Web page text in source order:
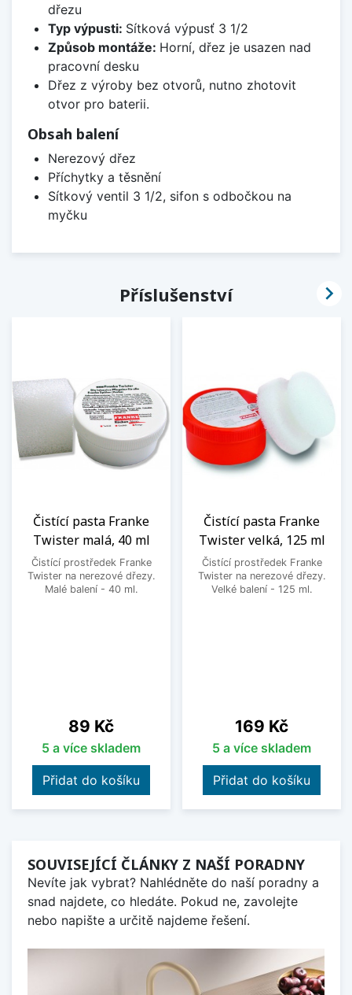
dřezu
Typ výpusti: Sítková výpusť 3 1/2
Způsob montáže: Horní, dřez je usazen nad
pracovní desku
Dřez z výroby bez otvorů, nutno zhotovit
otvor pro baterii.
Obsah balení
Nerezový dřez
Příchytky a těsnění
Sítkový ventil 3 1/2, sifon s odbočkou na
myčku
Příslušenství
Čistící pasta Franke
Twister malá, 40 ml
Čistící prostředek Franke
Twister na nerezové dřezy.
Malé balení - 40 ml.
Cena
89 Kč
5 a více skladem
Přidat do košíku
Čistící pasta Franke
Twister velká, 125 ml
Čistící prostředek Franke
Twister na nerezové dřezy.
Velké balení - 125 ml.
Cena
169 Kč
5 a více skladem
Přidat do košíku

SOUVISEJÍCÍ ČLÁNKY Z NAŠÍ PORADNY
Nevíte jak vybrat? Nahlédněte do naší poradny a
snad najdete, co hledáte. Pokud ne, zavolejte
nebo napište a určitě najdeme řešení.